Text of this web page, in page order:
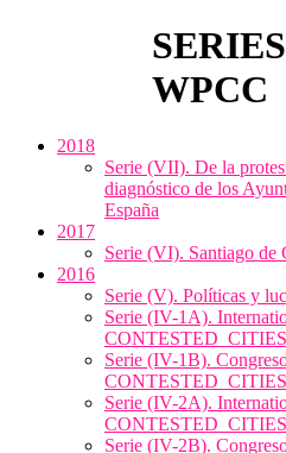
SERIES
WPCC
2018
Serie (VII). De la
diagnóstico de los
España
2017
Serie (VI). Santiago de
2016
Serie (V). Políticas y
Serie (IV-1A).
Serie (IV-1B).
Serie (IV-2A).
Serie (IV-2B).